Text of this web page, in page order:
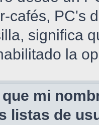
cafés, PC's
significa
la
mi
listas de